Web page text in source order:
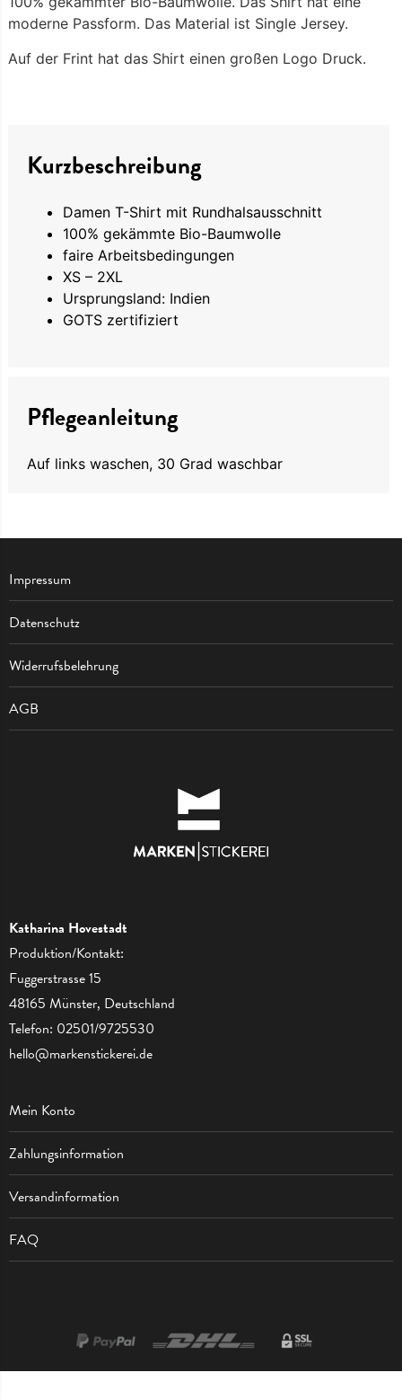
moderne Passform. Das Material ist Single Jersey.
Auf der Frint hat das Shirt einen großen Logo Druck.
Kurzbeschreibung
Damen T-Shirt mit Rundhalsausschnitt
100% gekämmte Bio-Baumwolle
faire Arbeitsbedingungen
XS – 2XL
Ursprungsland: Indien
GOTS zertifiziert
Pflegeanleitung
Auf links waschen, 30 Grad waschbar
Impressum
Datenschutz
Widerrufsbelehrung
AGB
Katharina Hovestadt
Produktion/Kontakt:
Fuggerstrasse 15
48165 Münster, Deutschland
Telefon: 02501/9725530
hello@markenstickerei.de
Mein Konto
Zahlungsinformation
Versandinformation
FAQ